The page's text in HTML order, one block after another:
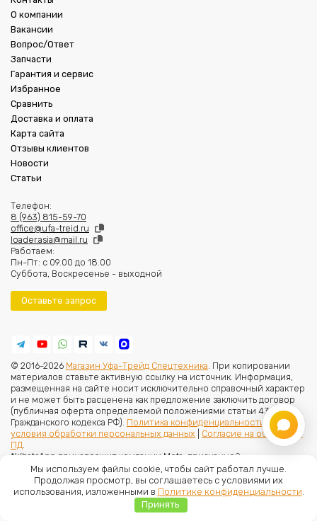
О компании
Вакансии
Вопрос/Ответ
Запчасти
Гарантия и сервис
Избранное
Сравнить
Доставка и оплата
Карта сайта
Отзывы клиентов
Новости
Статьи
Телефон:
8 (963) 815-59-70
office@ufa-treid.ru
loader.asia@mail.ru
Работаем:
Пн-Пт: с 09.00 до 18.00
Суббота, Воскресенье - выходной
Оставьте запрос
© 2016-2026 Магазин Уфа-Трейд Спецтехника. При копировании
материалов ставьте активную ссылку на источник. Информация,
размещенная на сайте носит исключительно справочный характер
и не может быть расценена как предложение заключить договор
(публичная оферта определяемой положениями статьи 437 (2)
Гражданского кодекса РФ). Политика конфиденциальности и
условия обработки персональных данных
Согласие на обработку
ПД.
*WhatsApp принадлежит компании Meta, признанной
экстремистской организацией и запрещённой в РФ
Мы используем файлы cookie, чтобы сайт работал лучше.
Продолжая просмотр, вы соглашаетесь с условиями их
использования, изложенными в Политике конфиденциальности
Принять